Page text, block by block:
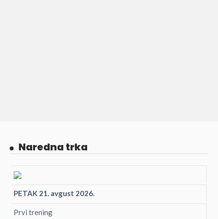
Naredna trka
PETAK 21. avgust 2026.
Prvi trening